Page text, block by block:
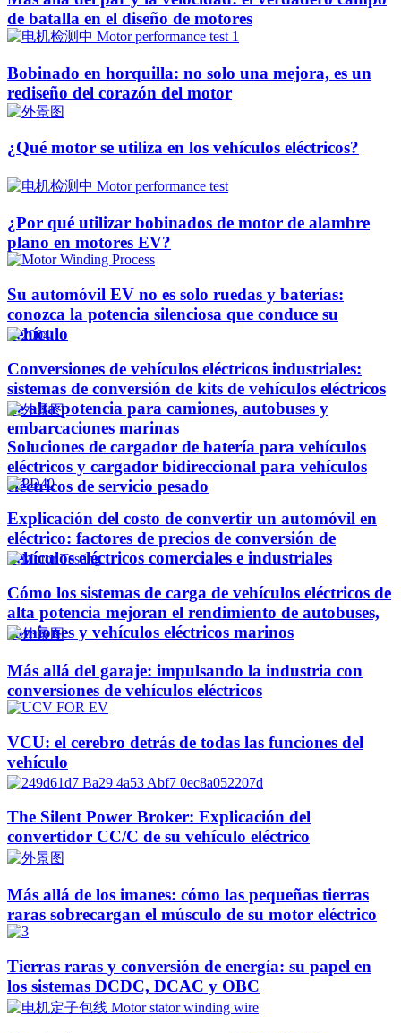
de batalla en el diseño de motores
Bobinado en horquilla: no solo una mejora, es un
rediseño del corazón del motor
¿Qué motor se utiliza en los vehículos eléctricos?
¿Por qué utilizar bobinados de motor de alambre
plano en motores EV?
Su automóvil EV no es solo ruedas y baterías:
conozca la potencia silenciosa que conduce su
vehículo
Conversiones de vehículos eléctricos industriales:
sistemas de conversión de kits de vehículos eléctricos
de alta potencia para camiones, autobuses y
embarcaciones marinas
Soluciones de cargador de batería para vehículos
eléctricos y cargador bidireccional para vehículos
eléctricos de servicio pesado
Explicación del costo de convertir un automóvil en
eléctrico: factores de precios de conversión de
vehículos eléctricos comerciales e industriales
Cómo los sistemas de carga de vehículos eléctricos de
alta potencia mejoran el rendimiento de autobuses,
camiones y vehículos eléctricos marinos
Más allá del garaje: impulsando la industria con
conversiones de vehículos eléctricos
VCU: el cerebro detrás de todas las funciones del
vehículo
The Silent Power Broker: Explicación del
convertidor CC/C de su vehículo eléctrico
Más allá de los imanes: cómo las pequeñas tierras
raras sobrecargan el músculo de su motor eléctrico
Tierras raras y conversión de energía: su papel en
los sistemas DCDC, DCAC y OBC